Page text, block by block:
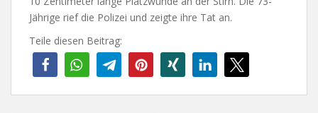
Jährige rief die Polizei und zeigte ihre Tat an.
Teile diesen Beitrag: